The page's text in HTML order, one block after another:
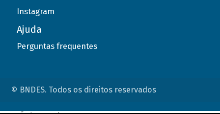
Instagram
Ajuda
Perguntas frequentes
© BNDES. Todos os direitos reservados